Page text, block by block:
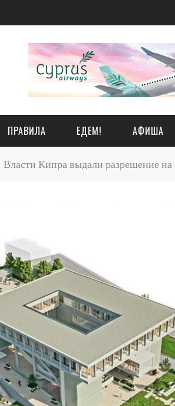
ПРАВИЛА ЕДЕМ! АФИША
Власти Кипра выдали разрешение на